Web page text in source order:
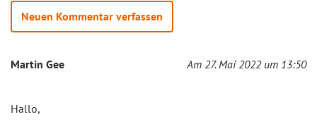
Neuen Kommentar verfassen
Martin Gee Am 27. Mai 2022 um 13:50
Hallo,